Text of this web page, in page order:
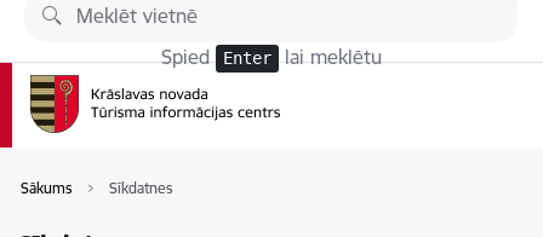
Pāriet uz lapas saturu
Spied Enter lai meklētu
Sākums Sīkdatnes